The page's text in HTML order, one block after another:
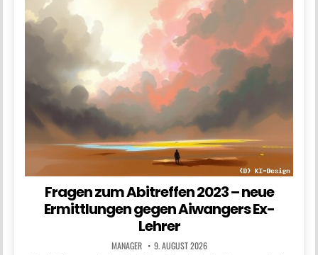
Fragen zum Abitreffen 2023 – neue
Ermittlungen gegen Aiwangers Ex-
Lehrer
MANAGER 9. AUGUST 2026